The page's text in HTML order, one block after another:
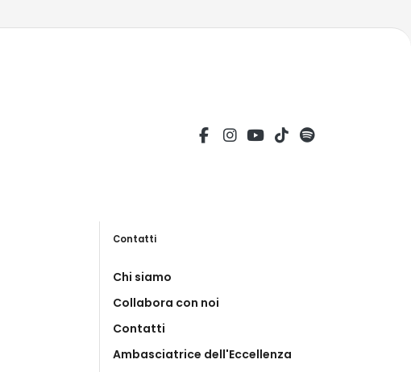
Contatti
Chi siamo
Collabora con noi
Contatti
Ambasciatrice dell'Eccellenza